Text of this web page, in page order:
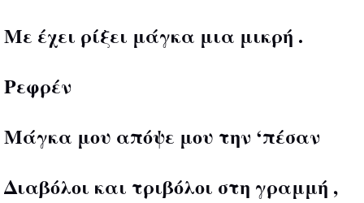
Με έχει ρίξει μάγκα μια μικρή .
Ρεφρέν
Μάγκα μου απόψε μου την ‘πέσαν
Διαβόλοι και τριβόλοι στη γραμμή ,